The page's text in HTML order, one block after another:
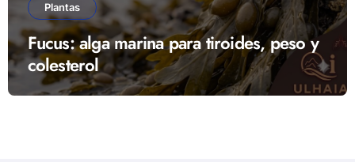
Plantas
Fucus: alga marina para tiroides, peso y
colesterol